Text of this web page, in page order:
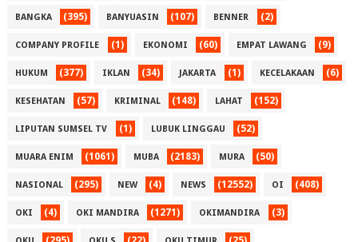
BANGKA (395) BANYUASIN (107) BENNER (2)
COMPANY PROFILE (1) EKONOMI (60) EMPAT LAWANG (9)
HUKUM (377) IKLAN (34) JAKARTA (1) KECELAKAAN (6)
KESEHATAN (57) KRIMINAL (148) LAHAT (152)
LIPUTAN SUMSEL TV (1) LUBUK LINGGAU (52)
MUARA ENIM (1061) MUBA (2183) MURA (50)
NASIONAL (295) NEW (4) NEWS (12552) OI (408)
OKI (4) OKI MANDIRA (1271) OKIMANDIRA (3)